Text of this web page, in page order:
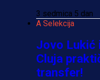
3 sedmica 5 dan
A Selekcija
Jovo Lukić
Cluja
transfer!